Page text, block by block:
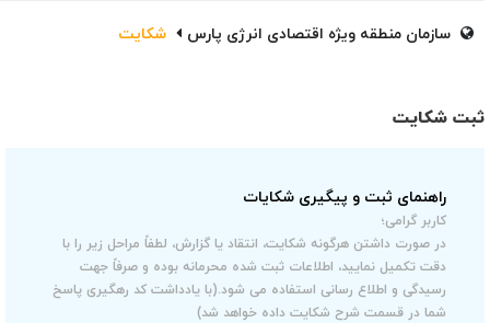
سازمان منطقه ویژه اقتصادی انرژی پارس شکایت
ثبت شکایت
راهنمای ثبت و پیگیری شکایات
کاربر گرامی؛
در صورت داشتن هرگونه شکایت، انتقاد یا گزارش، لطفاً مراحل زیر را با
دقت تکمیل نمایید، اطلاعات ثبت شده محرمانه بوده و صرفاً جهت
رسیدگی و اطلاع رسانی استفاده می شود.(با یادداشت کد رهگیری پاسخ
شما در قسمت شرح شکایت داده خواهد شد)